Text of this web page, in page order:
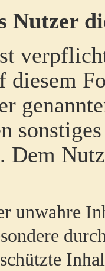
Nutzer
diesem
Dem
unwahre